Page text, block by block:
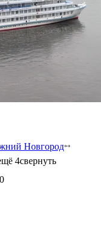
Новгород
4свернуть